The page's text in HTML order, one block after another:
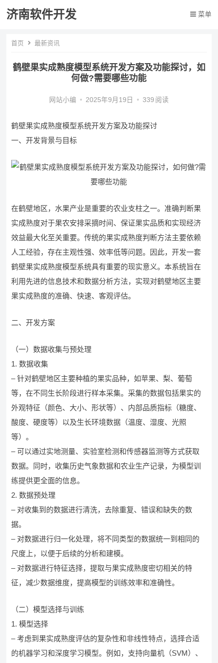
济南软件开发 菜单
首页 最新资讯
鹤壁果实成熟度模型系统开发方案及功能探讨，如
何做?需要哪些功能
网站小编 • 2025年9月19日 • 339 阅读
鹤壁果实成熟度模型系统开发方案及功能探讨
一、开发背景与目标
在鹤壁地区，水果产业是重要的农业支柱之一。准确判断果
实成熟度对于果农安排采摘时间、保证果实品质和实现经济
效益最大化至关重要。传统的果实成熟度判断方法主要依赖
人工经验，存在主观性强、效率低等问题。因此，开发一套
鹤壁果实成熟度模型系统具有重要的现实意义。本系统旨在
利用先进的信息技术和数据分析方法，实现对鹤壁地区主要
果实成熟度的准确、快速、客观评估。
二、开发方案
（一）数据收集与预处理
1. 数据收集
– 针对鹤壁地区主要种植的果实品种，如苹果、梨、葡萄
等，在不同生长阶段进行样本采集。采集的数据包括果实的
外观特征（颜色、大小、形状等）、内部品质指标（糖度、
酸度、硬度等）以及生长环境数据（温度、湿度、光照
等）。
– 可以通过实地测量、实验室检测和传感器监测等方式获取
数据。同时，收集历史气象数据和农业生产记录，为模型训
练提供更全面的信息。
2. 数据预处理
– 对收集到的数据进行清洗，去除重复、错误和缺失的数
据。
– 对数据进行归一化处理，将不同类型的数据统一到相同的
尺度上，以便于后续的分析和建模。
– 对数据进行特征选择，提取与果实成熟度密切相关的特
征，减少数据维度，提高模型的训练效率和准确性。
（二）模型选择与训练
1. 模型选择
– 考虑到果实成熟度评估的复杂性和非线性特点，选择合适
的机器学习和深度学习模型。例如，支持向量机（SVM）、